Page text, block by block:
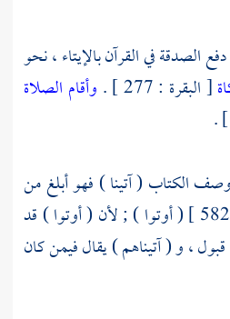
الصدقة في القرآن بالإيتاء ، نحو
[ البقرة : 277 ] .
وأقام الصلاة
الكتاب ( آتينا ) فهو أبلغ من
( أوتوا ) ; لأن ( أوتوا ) قد
قبول ، و ( آتيناهم ) يقال فيمن كان